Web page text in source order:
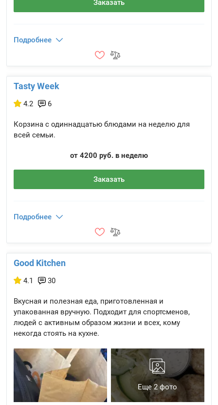
Заказать
Подробнее
Tasty Week
4.2 6
Корзина с одиннадцатью блюдами на неделю для
всей семьи.
от 4200 руб. в неделю
Заказать
Подробнее
Good Kitchen
4.1 30
Вкусная и полезная еда, приготовленная и
упакованная вручную. Подходит для спортсменов,
людей с активным образом жизни и всех, кому
некогда стоять на кухне.
Еще 2 фото